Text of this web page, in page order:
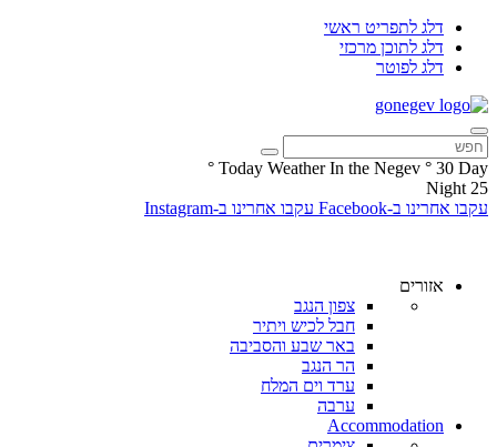
דלג לתפריט ראשי
דלג לתוכן מרכזי
דלג לפוטר
Today Weather In the Negev ° 30 Day
°
25
Night
עקבו אחרינו ב-Facebook
עקבו אחרינו ב-Instagram
אזורים
צפון הנגב
חבל לכיש ויתיר
באר שבע והסביבה
הר הנגב
ערד וים המלח
ערבה
Accommodation